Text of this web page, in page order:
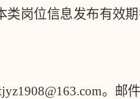
类岗位信息发布有效期
。邮